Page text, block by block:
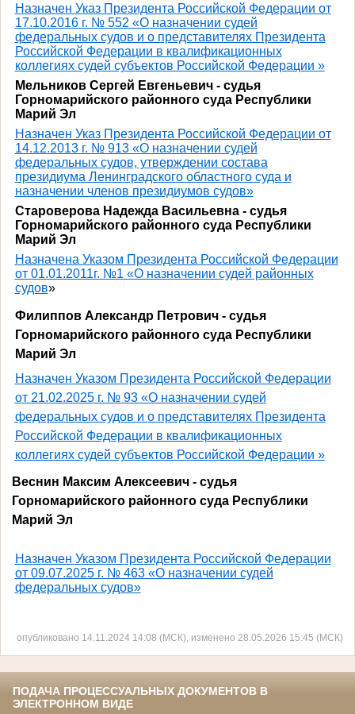
Назначен Указ Президента Российской Федерации от
17.10.2016 г. № 552 «О назначении судей
федеральных судов и о представителях Президента
Российской Федерации в квалификационных
коллегиях судей субъектов Российской Федерации »
Мельников Сергей Евгеньевич - судья
Горномарийского районного суда Республики
Марий Эл
Назначен Указ Президента Российской Федерации от
14.12.2013 г. № 913 «О назначении судей
федеральных судов, утверждении состава
президиума Ленинградского областного суда и
назначении членов президиумов судов»
Староверова Надежда Васильевна - судья
Горномарийского районного суда Республики
Марий Эл
Назначена Указом Президента Российской Федерации
от 01.01.2011г. №1 «О назначении судей районных
судов»
Филиппов Александр Петрович - судья
Горномарийского районного суда Республики
Марий Эл
Назначен Указом Президента Российской Федерации
от 21.02.2025 г. № 93 «О назначении судей
федеральных судов и о представителях Президента
Российской Федерации в квалификационных
коллегиях судей субъектов Российской Федерации »
Веснин Максим Алексеевич - судья
Горномарийского районного суда Республики
Марий Эл
Назначен Указом Президента Российской Федерации
от 09.07.2025 г. № 463 «О назначении судей
федеральных судов»
опубликовано 14.11.2024 14:08 (МСК), изменено 28.05.2026 15:45 (МСК)
ПОДАЧА ПРОЦЕССУАЛЬНЫХ ДОКУМЕНТОВ В
ЭЛЕКТРОННОМ ВИДЕ